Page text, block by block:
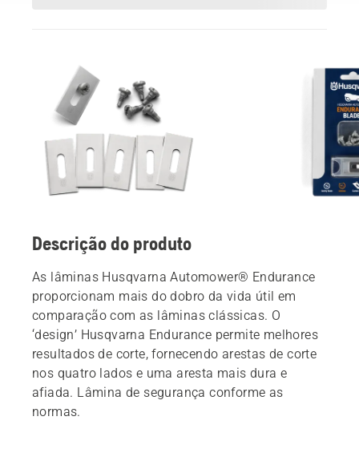
Descrição do produto
As lâminas Husqvarna Automower® Endurance
proporcionam mais do dobro da vida útil em
comparação com as lâminas clássicas. O
‘design’ Husqvarna Endurance permite melhores
resultados de corte, fornecendo arestas de corte
nos quatro lados e uma aresta mais dura e
afiada. Lâmina de segurança conforme as
normas.